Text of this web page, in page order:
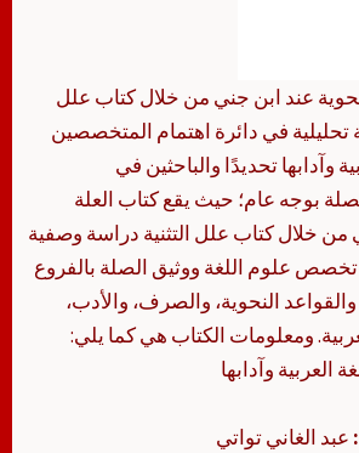
عند ابن جني من خلال كتاب علل
تحليلية في دائرة اهتمام المتخصصين
وآدابها تحديدًا والباحثين في
بوجه عام؛ حيث يقع كتاب العلة
من خلال كتاب علل التثنية دراسة وصفية
علوم اللغة ووثيق الصلة بالفروع
النحوية، والصرف، والأدب،
ومعلومات الكتاب هي كما يلي:
العربية وآدابها
عبد الغاني تواتي